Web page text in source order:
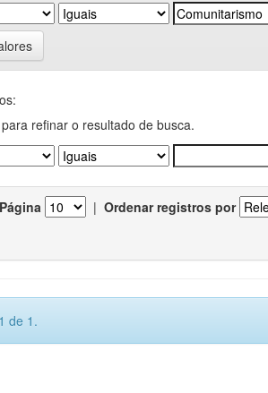
refinar o resultado de busca.
| Ordenar registros por
de 1.